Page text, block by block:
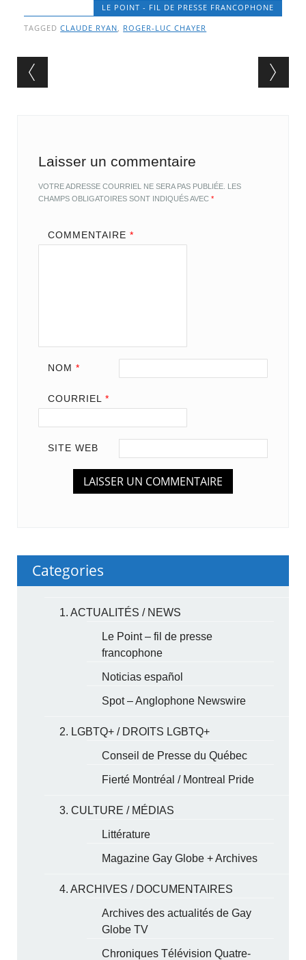
LE POINT - FIL DE PRESSE FRANCOPHONE
TAGGEDCLAUDE RYAN, ROGER-LUC CHAYER
Post navigation
Laisser un commentaire
VOTRE ADRESSE COURRIEL NE SERA PAS PUBLIÉE. LES
CHAMPS OBLIGATOIRES SONT INDIQUÉS AVEC*
COMMENTAIRE *
NOM *
COURRIEL *
SITE WEB
Categories
1. ACTUALITÉS / NEWS
Le Point – fil de presse
francophone
Noticias español
Spot – Anglophone Newswire
2. LGBTQ+ / DROITS LGBTQ+
Conseil de Presse du Québec
Fierté Montréal / Montreal Pride
3. CULTURE / MÉDIAS
Littérature
Magazine Gay Globe + Archives
4. ARCHIVES / DOCUMENTAIRES
Archives des actualités de Gay
Globe TV
Chroniques Télévision Quatre-